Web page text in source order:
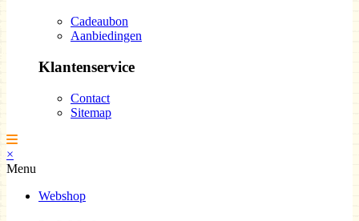
Cadeaubon
Aanbiedingen
Klantenservice
Contact
Sitemap
×
Menu
Webshop